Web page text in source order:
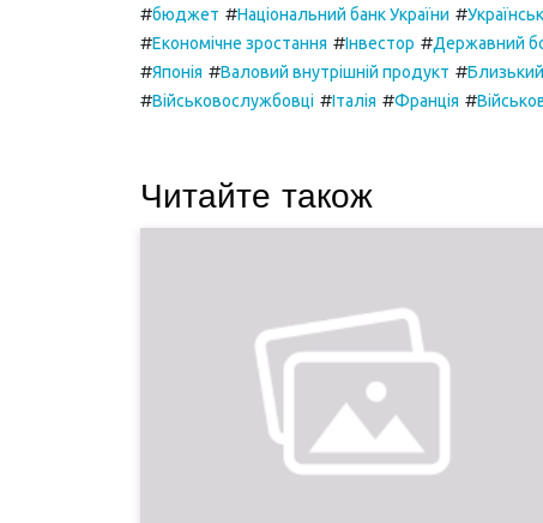
#бюджет #Національний банк України #
#Економічне зростання #Інвестор #Державний
#Японія #Валовий внутрішній продукт #
#Військовослужбовці #Італія #Франція #
Читайте також